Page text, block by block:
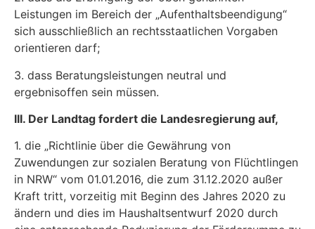
Leistungen im Bereich der „Aufenthaltsbeendi­gung“
sich ausschließlich an rechtsstaatlichen Vorgaben
orientieren darf;
3. dass Beratungsleistungen neutral und
ergebnisoffen sein müssen.
III. Der Landtag fordert die Landesregierung auf,
1. die „Richtlinie über die Gewährung von
Zuwendungen zur sozialen Beratung von Flücht­lingen
in NRW“ vom 01.01.2016, die zum 31.12.2020 außer
Kraft tritt, vorzeitig mit Beginn des Jahres 2020 zu
ändern und dies im Haushaltsentwurf 2020 durch